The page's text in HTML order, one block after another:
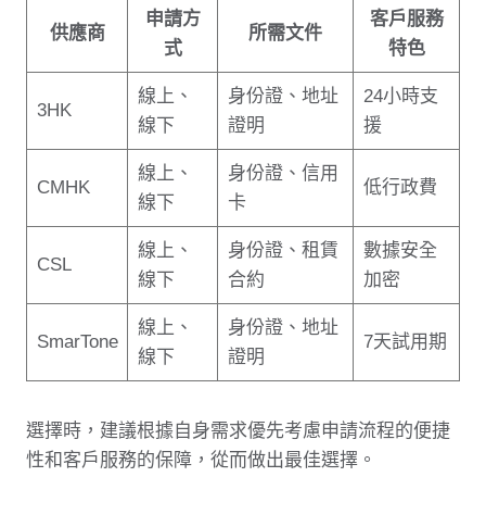
供應商
申請方
式
所需文件
客戶服務
特色
3HK
線上、
線下
身份證、地址
證明
24小時支
援
CMHK
線上、
線下
身份證、信用
卡
低行政費
CSL
線上、
線下
身份證、租賃
合約
數據安全
加密
SmarTone
線上、
線下
身份證、地址
證明
7天試用期
選擇時，建議根據自身需求優先考慮申請流程的便捷
性和客戶服務的保障，從而做出最佳選擇。